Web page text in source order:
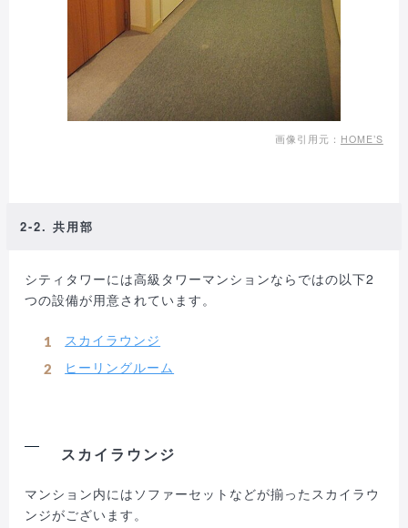
画像引用元： HOME’S
2-2. 共用部
シティタワーには高級タワーマンションならではの以下2
つの設備が用意されています。
スカイラウンジ
ヒーリングルーム
スカイラウンジ
マンション内にはソファーセットなどが揃ったスカイラウ
ンジがございます。